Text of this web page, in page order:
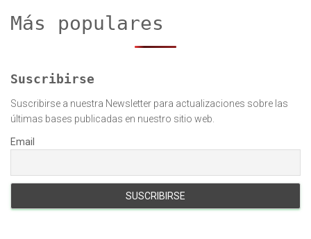
Más populares
Suscribirse
Suscribirse a nuestra Newsletter para actualizaciones sobre las
últimas bases publicadas en nuestro sitio web.
Email